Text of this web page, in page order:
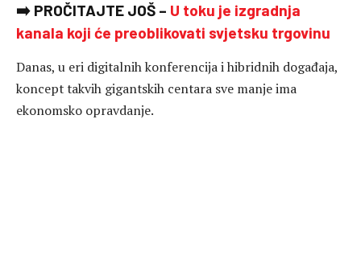
➡️ PROČITAJTE JOŠ – U toku je izgradnja
kanala koji će preoblikovati svjetsku trgovinu
Danas, u eri digitalnih konferencija i hibridnih događaja,
koncept takvih gigantskih centara sve manje ima
ekonomsko opravdanje.